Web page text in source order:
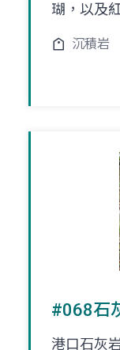
瑚，以及
沉積岩
#068石
港口石灰